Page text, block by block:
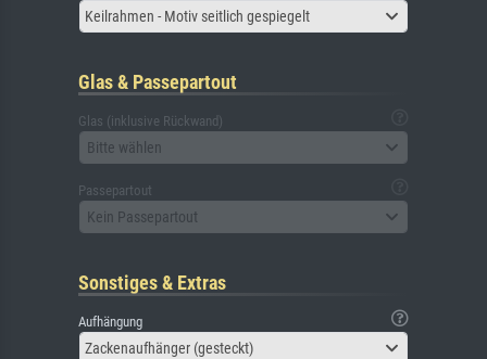
Keilrahmen - Motiv seitlich gespiegelt
Glas & Passepartout
Glas (inklusive Rückwand)
Bitte wählen
Passepartout
Kein Passepartout
Sonstiges & Extras
Aufhängung
Zackenaufhänger (gesteckt)